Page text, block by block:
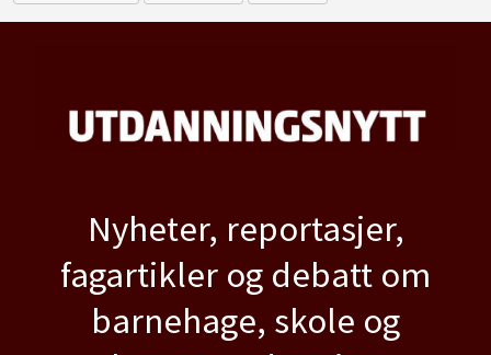
Nyheter, reportasjer,
fagartikler og debatt om
barnehage, skole og